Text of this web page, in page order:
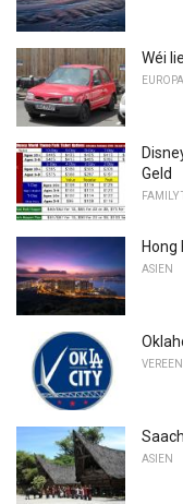
Wéi
EUROPA
Geld
FAMILY
ASIEN
ASIEN